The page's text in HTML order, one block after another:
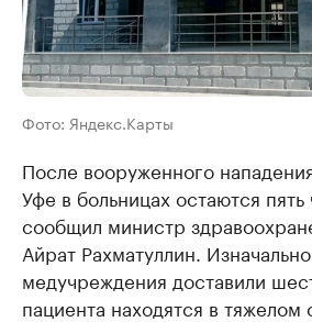
Фото: Яндекс.Карты
После вооруженного
Уфе в больницах остаются пять
сообщил министр
Айрат Рахматуллин.
медучреждения доставили
пациента находятся в тяжелом